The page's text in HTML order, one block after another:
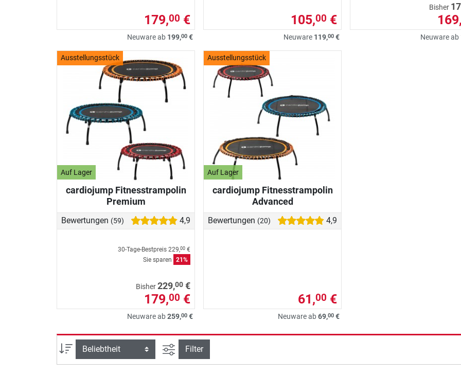
179,00 €
Neuware ab 199,00 €
105,00 €
Neuware 119,00 €
Bisher
169,
Neuware ab
Ausstellungsstück
Auf Lager
cardiojump Fitnesstrampolin
Premium
Bewertungen (59) 4,9
30-Tage-Bestpreis 229,00 €
Sie sparen
21%
Bisher229,00 €
179,00 €
Neuware ab259,00 €
Ausstellungsstück
Auf Lager
cardiojump Fitnesstrampolin
Advanced
Bewertungen (20) 4,9
61,00 €
Neuware ab69,00 €
Sortierung Ansicht filtern
Filter